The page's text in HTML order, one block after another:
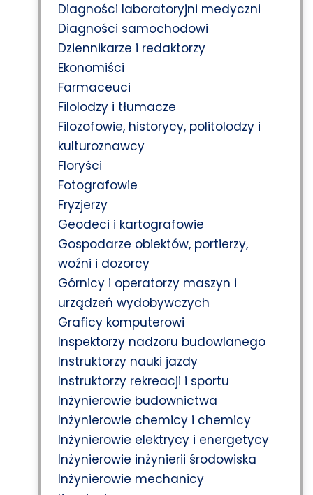
Diagności laboratoryjni medyczni
Diagności samochodowi
Dziennikarze i redaktorzy
Ekonomiści
Farmaceuci
Filolodzy i tłumacze
Filozofowie, historycy, politolodzy i
kulturoznawcy
Floryści
Fotografowie
Fryzjerzy
Geodeci i kartografowie
Gospodarze obiektów, portierzy,
woźni i dozorcy
Górnicy i operatorzy maszyn i
urządzeń wydobywczych
Graficy komputerowi
Inspektorzy nadzoru budowlanego
Instruktorzy nauki jazdy
Instruktorzy rekreacji i sportu
Inżynierowie budownictwa
Inżynierowie chemicy i chemicy
Inżynierowie elektrycy i energetycy
Inżynierowie inżynierii środowiska
Inżynierowie mechanicy